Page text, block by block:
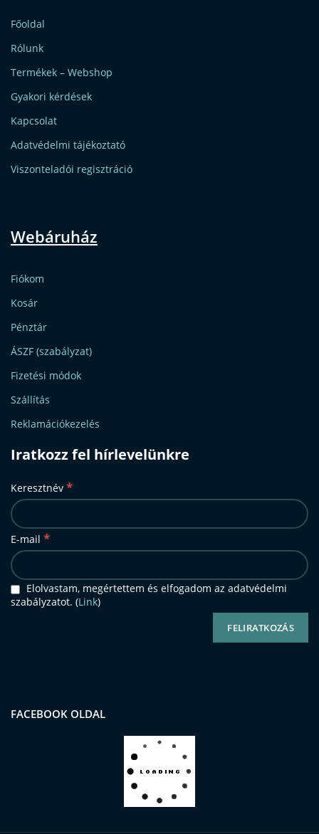
Főoldal
Rólunk
Termékek – Webshop
Gyakori kérdések
Kapcsolat
Adatvédelmi tájékoztató
Viszonteladói regisztráció
Webáruház
Fiókom
Kosár
Pénztár
ÁSZF (szabályzat)
Fizetési módok
Szállítás
Reklamációkezelés
Iratkozz fel hírlevelünkre
Keresztnév *
E-mail *
Elolvastam, megértettem és elfogadom az adatvédelmi
szabályzatot. (Link)
FACEBOOK OLDAL